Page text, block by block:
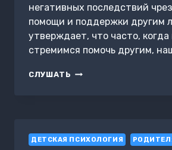
негативных последствий
помощи и поддержки другим
утверждает, что часто,
стремимся помочь другим,
СЛУШАТЬ ЕСЛИ
ДЕТСКАЯ ПСИХОЛОГИЯ